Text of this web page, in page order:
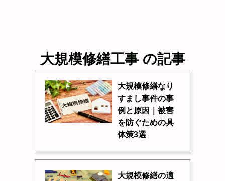
大規模修繕工事 の記事
大規模修繕なり
すまし事件の事
例と原因｜被害
を防ぐための具
体策3選
大規模修繕の適